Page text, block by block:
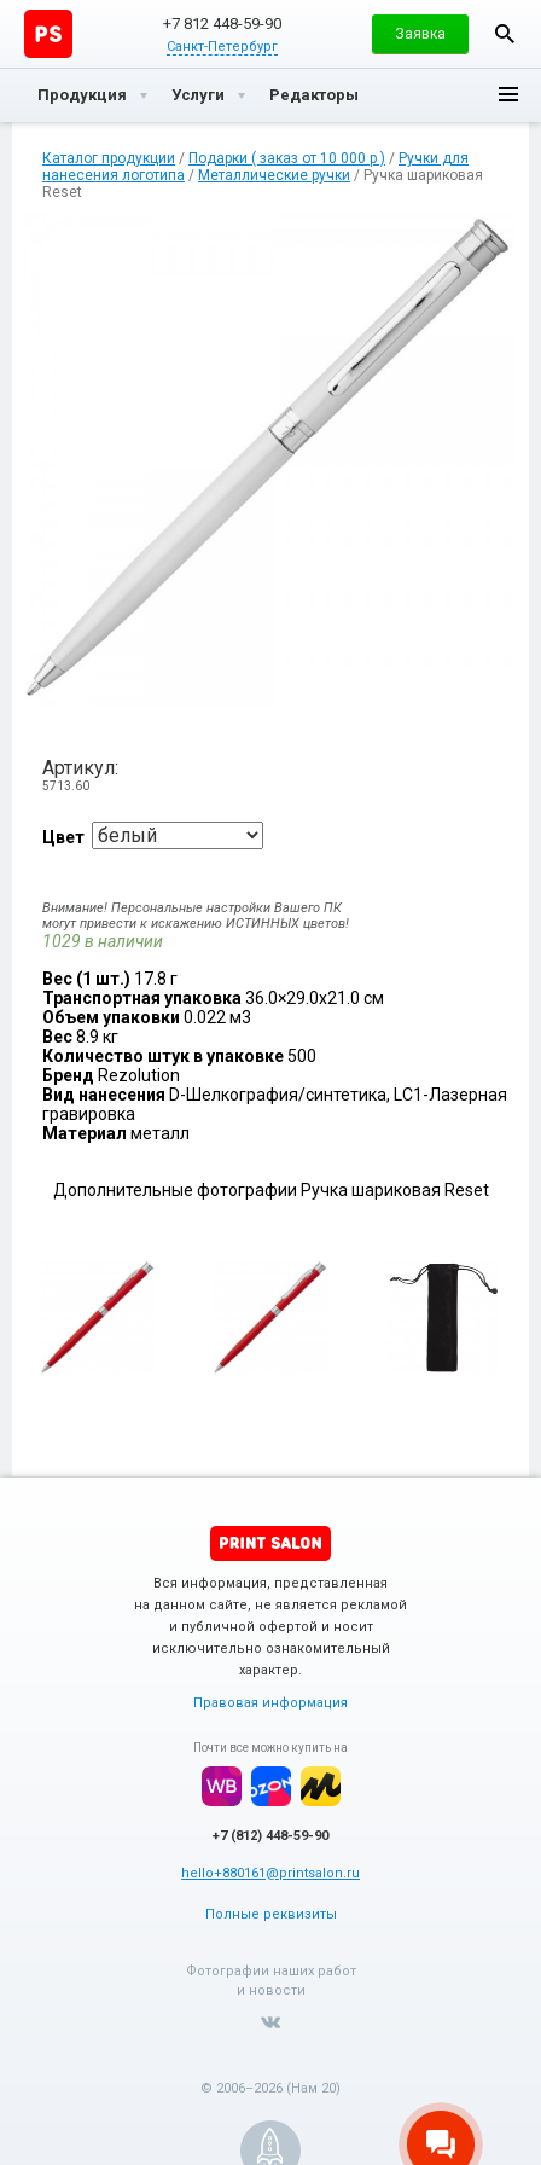
+7 812 448-59-90
Санкт-Петербург
Заявка
Продукция Услуги Редакторы
Каталог продукции / Подарки ( заказ от 10 000 р ) / Ручки для
нанесения логотипа / Металлические ручки / Ручка шариковая
Reset
Артикул:
5713.60
Цвет
Внимание! Персональные настройки Вашего ПК
могут привести к искажению ИСТИННЫХ цветов!
1029 в наличии
Вес (1 шт.) 17.8 г
Транспортная упаковка 36.0×29.0x21.0 см
Объем упаковки 0.022 м3
Вес8.9 кг
Количество штук в упаковке500
Бренд Rezolution
Вид нанесения D-Шелкография/синтетика, LC1-Лазерная
гравировка
Материал металл
Дополнительные фотографии Ручка шариковая Reset
Вся информация, представленная
на данном сайте, не является рекламой
и публичной офертой и носит
исключительно ознакомительный
характер.
Правовая информация
Почти все можно купить на
+7 (812) 448-59-90
hello+880161@printsalon.ru
Полные реквизиты
Фотографии наших работ
и новости
© 2006–2026 (Нам 20)